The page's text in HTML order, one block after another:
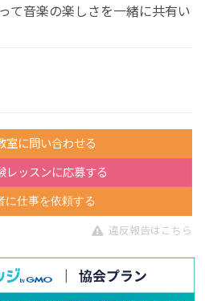
て音楽の楽しさを一緒に共有い
室に問い合わせる
レッスンに応募する
に仕事を依頼する
違反報告はこちら